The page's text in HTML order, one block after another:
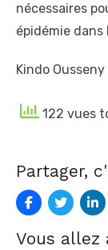
nécessaires
épidémie dans
Kindo Ousseny
122 vues
Partager,
Vous allez